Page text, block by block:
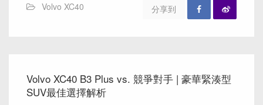
Volvo XC40 分享到
Volvo XC40 B3 Plus vs. 競爭對手 | 豪華緊湊型
SUV最佳選擇解析